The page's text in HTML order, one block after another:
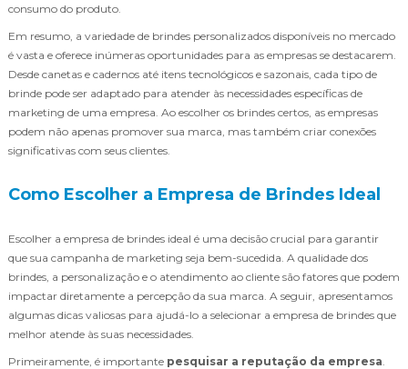
consumo do produto.
Em resumo, a variedade de brindes personalizados disponíveis no mercado
é vasta e oferece inúmeras oportunidades para as empresas se destacarem.
Desde canetas e cadernos até itens tecnológicos e sazonais, cada tipo de
brinde pode ser adaptado para atender às necessidades específicas de
marketing de uma empresa. Ao escolher os brindes certos, as empresas
podem não apenas promover sua marca, mas também criar conexões
significativas com seus clientes.
Como Escolher a Empresa de Brindes Ideal
Escolher a empresa de brindes ideal é uma decisão crucial para garantir
que sua campanha de marketing seja bem-sucedida. A qualidade dos
brindes, a personalização e o atendimento ao cliente são fatores que podem
impactar diretamente a percepção da sua marca. A seguir, apresentamos
algumas dicas valiosas para ajudá-lo a selecionar a empresa de brindes que
melhor atende às suas necessidades.
Primeiramente, é importante pesquisar a reputação da empresa